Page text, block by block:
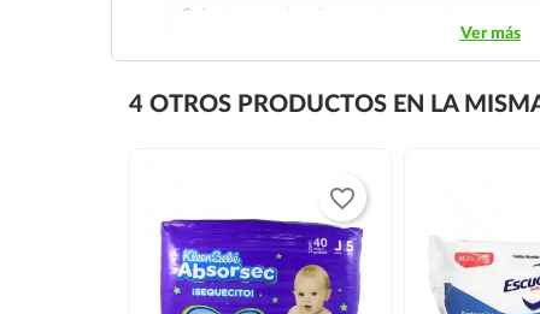
Cobertura nacional con rastreo y entrega segura.
Ver más
4 OTROS PRODUCTOS EN LA
favorite_border